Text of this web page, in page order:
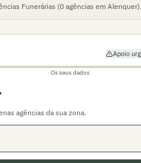
Funerárias (0 agências em Alenquer).
Apoio
Os seus dados
agências da sua zona.